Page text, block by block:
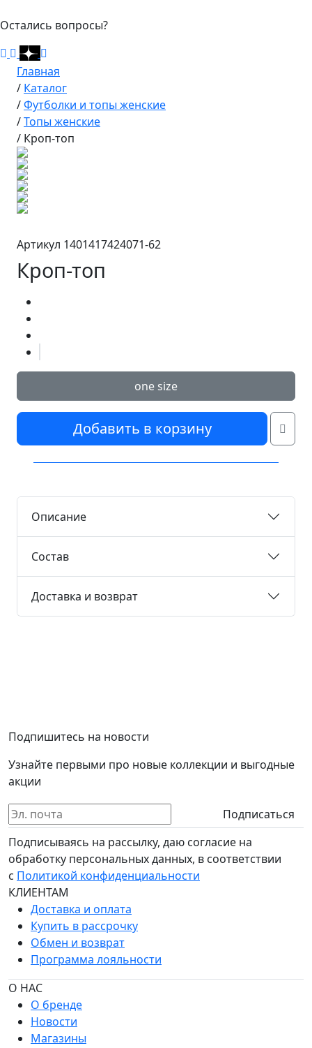
Остались вопросы?
Главная
/ Каталог
/Футболки и топы женские
/Топы женские
/ Кроп-топ
Артикул 1401417424071-62
Кроп-топ
one size
Добавить в корзину
Описание
Состав
Доставка и возврат
Подпишитесь на новости
Узнайте первыми про новые коллекции и выгодные
акции
Подписаться
Подписываясь на рассылку, даю согласие на
обработку персональных данных, в соответствии
с Политикой конфиденциальности
КЛИЕНТАМ
Доставка и оплата
Купить в рассрочку
Обмен и возврат
Программа лояльности
О НАС
О бренде
Новости
Магазины